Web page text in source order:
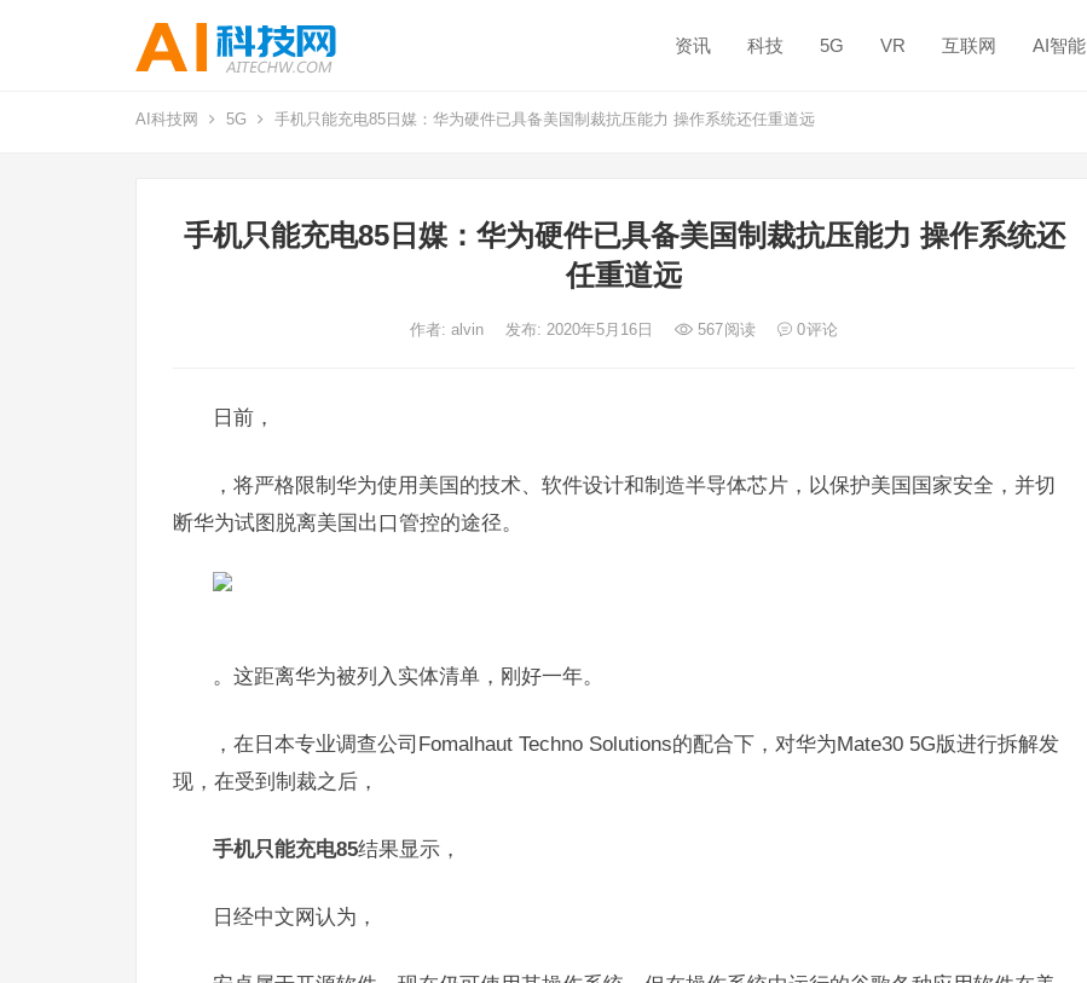
资讯 科技 5G VR 互联网 AI智能
AI科技网 5G 手机只能充电85日媒：华为硬件已具备美国制裁抗压能力 操作系统还任重道远
手机只能充电85日媒：华为硬件已具备美国制裁抗压能力 操作系统还
任重道远
作者: alvin 发布: 2020年5月16日 567阅读 0评论
日前，
，将严格限制华为使用美国的技术、软件设计和制造半导体芯片，以保护美国国家安全，并切
断华为试图脱离美国出口管控的途径。
。这距离华为被列入实体清单，刚好一年。
，在日本专业调查公司Fomalhaut Techno Solutions的配合下，对华为Mate30 5G版进行拆解发
现，在受到制裁之后，
手机只能充电85结果显示，
日经中文网认为，